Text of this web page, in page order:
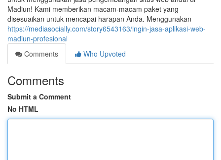
Madiun! Kami memberikan macam-macam paket yang
disesuaikan untuk mencapai harapan Anda. Menggunakan
https://mediasocially.com/story6543163/ingin-jasa-aplikasi-web-
madiun-profesional
Comments
Who Upvoted
Comments
Submit a Comment
No HTML